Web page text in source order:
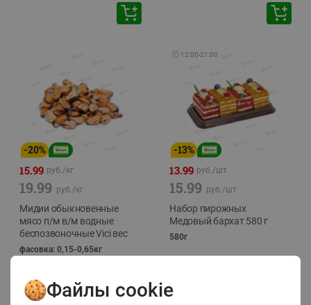
-20%
15.99 руб./кг
19.99 руб./кг
Мидии обыкновенные
мясо п/м в/м водные
беспозвоночные Vici вес
фасовка: 0,15-0,65кг
🕘 12:00-21:00
-13%
13.99 руб./шт
15.99 руб./шт
Набор пирожных
Медовый бархат 580 г
580г
Файлы cookie